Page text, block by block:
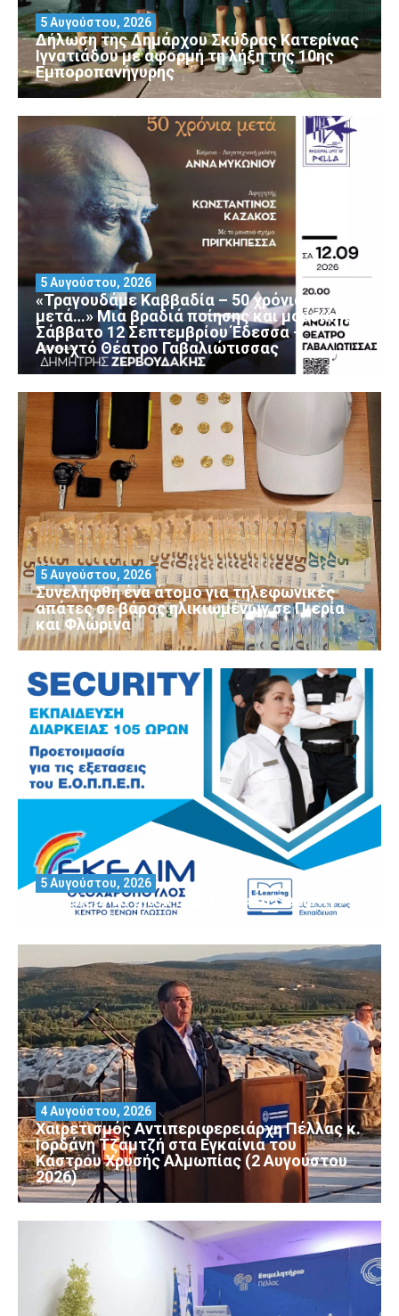
Δήλωση της Δημάρχου Σκύδρας Κατερίνας
Ιγνατιάδου με αφορμή τη λήξη της 10ης
Εμποροπανήγυρης
5 Αυγούστου, 2026
«Τραγουδάμε Καββαδία – 50 χρόνια
μετά…» Μια βραδιά ποίησης και μουσικής
Σάββατο 12 Σεπτεμβρίου Έδεσσα –
Ανοιχτό Θέατρο Γαβαλιώτισσας
5 Αυγούστου, 2026
Συνελήφθη ένα άτομο για τηλεφωνικές
απάτες σε βάρος ηλικιωμένων σε Πιερία
και Φλώρινα
5 Αυγούστου, 2026
Θέλεις να αποκτήσεις άδεια Security?
5 Αυγούστου, 2026
Χαιρετισμός Αντιπεριφερειάρχη Πέλλας κ.
Ιορδάνη Τζαμτζή στα Εγκαίνια του
Κάστρου Χρυσής Αλμωπίας (2 Αυγούστου
2026)
4 Αυγούστου, 2026